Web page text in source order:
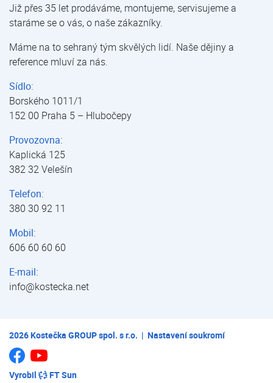
Již přes 35 let prodáváme, montujeme, servisujeme a
staráme se o vás, o naše zákazníky.
Máme na to sehraný tým skvělých lidí. Naše dějiny a
reference mluví za nás.
Sídlo:
Borského 1011/1
152 00 Praha 5 – Hlubočepy
Provozovna:
Kaplická 125
382 32 Velešín
Telefon:
380 30 92 11
Mobil:
606 60 60 60
E-mail:
info@kostecka.net
2026Kostečka GROUP spol. s r.o. | Nastavení soukromí
Jsme na Facebooku
Vyrobil FT Sun